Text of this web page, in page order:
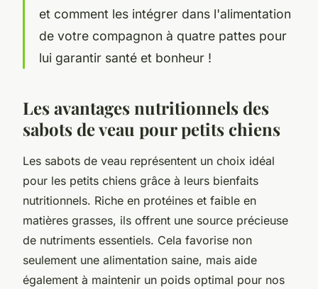
et comment les intégrer dans l'alimentation
de votre compagnon à quatre pattes pour
lui garantir santé et bonheur !
Les avantages nutritionnels des
sabots de veau pour petits chiens
Les sabots de veau représentent un choix idéal
pour les petits chiens grâce à leurs bienfaits
nutritionnels. Riche en protéines et faible en
matières grasses, ils offrent une source précieuse
de nutriments essentiels. Cela favorise non
seulement une alimentation saine, mais aide
également à maintenir un poids optimal pour nos